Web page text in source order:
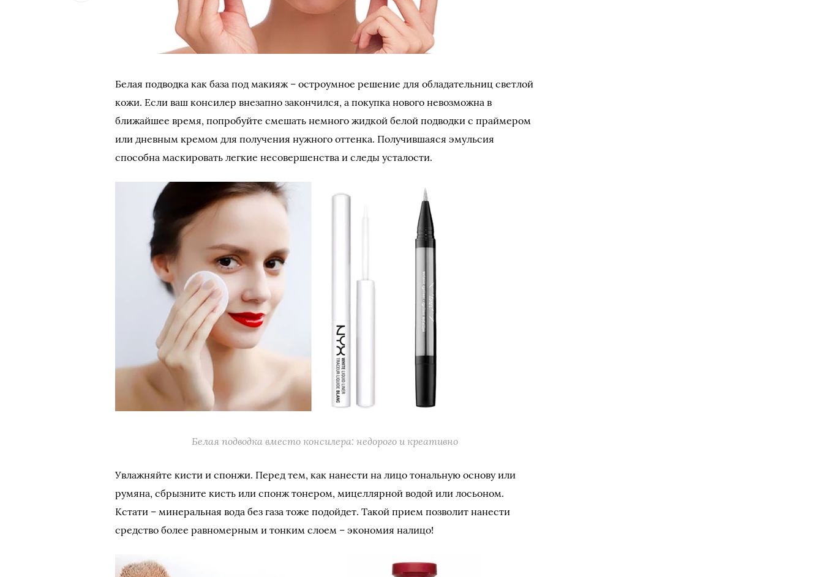
Белая подводка как база под макияж – остроумное решение для обладательниц светлой
кожи. Если ваш консилер внезапно закончился, а покупка нового невозможна в
ближайшее время, попробуйте смешать немного жидкой белой подводки с праймером
или дневным кремом для получения нужного оттенка. Получившаяся эмульсия
способна маскировать легкие несовершенства и следы усталости.
Белая подводка вместо консилера: недорого и креативно
Увлажняйте кисти и спонжи. Перед тем, как нанести на лицо тональную основу или
румяна, сбрызните кисть или спонж тонером, мицеллярной водой или лосьоном.
Кстати – минеральная вода без газа тоже подойдет. Такой прием позволит нанести
средство более равномерным и тонким слоем – экономия налицо!